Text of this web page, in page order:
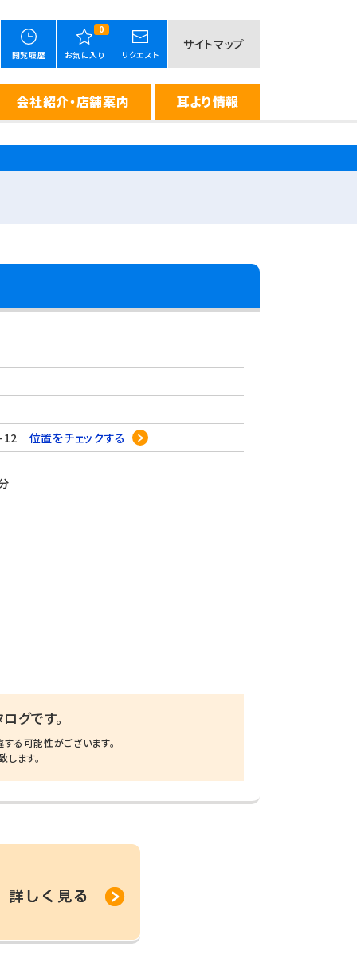
閲覧履歴
0
お気に入り リクエスト
サイトマップ
会社紹介・店舗案内 耳より情報
12 位置をチェックする
グです。
る可能性がございます。
ます。